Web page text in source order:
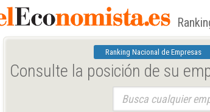
Ranking Nacional de Empresas
Consulte la posición de su